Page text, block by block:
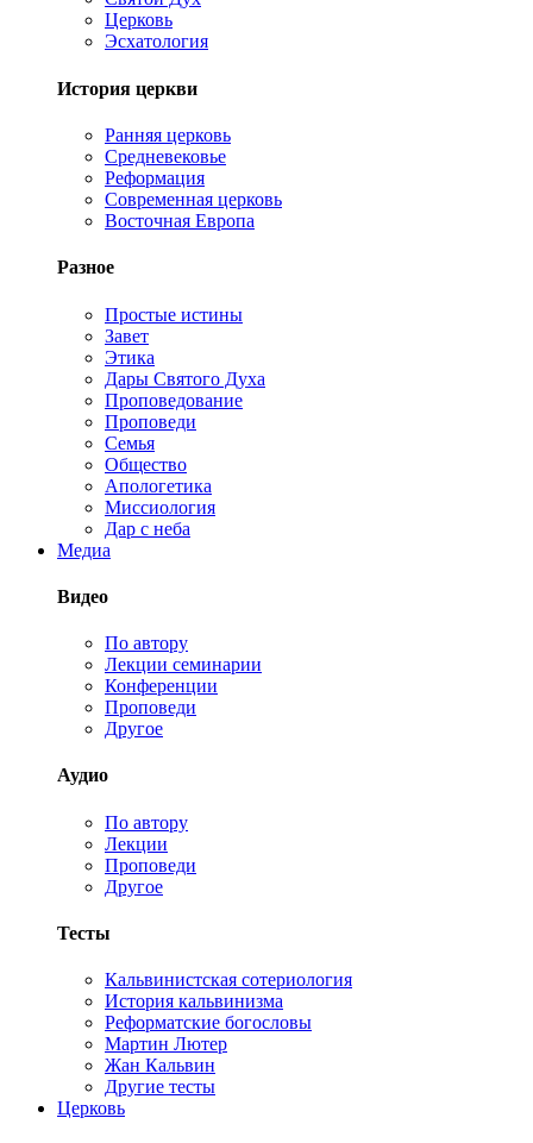
Церковь
Эсхатология
История церкви
Ранняя церковь
Средневековье
Реформация
Современная церковь
Восточная Европа
Разное
Простые истины
Завет
Этика
Дары Святого Духа
Проповедование
Проповеди
Семья
Общество
Апологетика
Миссиология
Дар с неба
Медиа
Видео
По автору
Лекции семинарии
Конференции
Проповеди
Другое
Аудио
По автору
Лекции
Проповеди
Другое
Тесты
Кальвинистская сотериология
История кальвинизма
Реформатские богословы
Мартин Лютер
Жан Кальвин
Другие тесты
Церковь